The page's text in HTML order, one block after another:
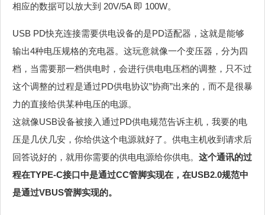
相应的数据可以放大到 20V/5A 即 100W。
USB PD快充连接需要供电设备的是PD适配器，这就是能够
输出4种电压规格的充电器。这玩意就像一个变压器，分为四
档，当需要那一档供电时，会进行供电电压档的调整，只不过
这个调整的过程是通过PD供电协议”协商”出来的，而不是很暴
力的直接给供某种电压的电源。
这就像USB设备被接入通过PD供电规范告诉主机，我要的电
压是几伏几安，你给供这个电源就好了。供电主机收到请求后
回答说好的，就用你需要的供电电源给你供电。 这个通讯的过
程在TYPE-C接口中是通过CC管脚实现在，在USB2.0规范中
是通过VBUS管脚实现的。